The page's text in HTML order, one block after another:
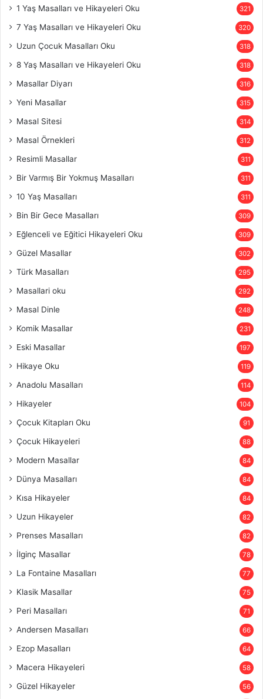
1 Yaş Masalları ve Hikayeleri Oku 321
7 Yaş Masalları ve Hikayeleri Oku 320
Uzun Çocuk Masalları Oku 318
8 Yaş Masalları ve Hikayeleri Oku 318
Masallar Diyarı 316
Yeni Masallar 315
Masal Sitesi 314
Masal Örnekleri 312
Resimli Masallar 311
Bir Varmış Bir Yokmuş Masalları 311
10 Yaş Masalları 311
Bin Bir Gece Masalları 309
Eğlenceli ve Eğitici Hikayeleri Oku 309
Güzel Masallar 302
Türk Masalları 295
Masallari oku 292
Masal Dinle 248
Komik Masallar 231
Eski Masallar 197
Hikaye Oku 119
Anadolu Masalları 114
Hikayeler 104
Çocuk Kitapları Oku 91
Çocuk Hikayeleri 88
Modern Masallar 84
Dünya Masalları 84
Kısa Hikayeler 84
Uzun Hikayeler 82
Prenses Masalları 82
İlginç Masallar 78
La Fontaine Masalları 77
Klasik Masallar 75
Peri Masalları 71
Andersen Masalları 66
Ezop Masalları 64
Macera Hikayeleri 58
Güzel Hikayeler 56